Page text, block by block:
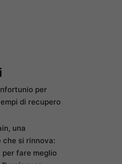
per
di recupero
una
che si rinnova:
per fare meglio